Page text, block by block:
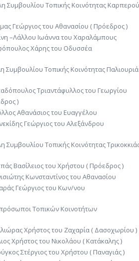
Συμβουλίου Τοπικής Κοινότητας Καρπερού
Γεώργιος του Αθανασίου ( Πρόεδρος )
–Λάλλου Ιωάννα του Χαραλάμπους
Χάρης του Οδυσσέα
Συμβουλίου Τοπικής Κοινότητας
Τριαντάφυλλος του Γεωργίου
)
Αθανάσιος του Ευαγγέλου
Γεώργιος του Αλεξάνδρου
Συμβουλίου Τοπικής Κοινότητας
Βασίλειος του Χρήστου ( Πρόεδρος )
Κωνσταντίνος του Αθανασίου
Γεώργιος του Κων/νου
Τοπικών Κοινοτήτων
Χρήστος του Ζαχαρία ( Δασοχωρίου )
Χρήστος του Νικολάου ( Κατάκαλης )
Στέργιος του Χρήστου ( Παναγιάς )